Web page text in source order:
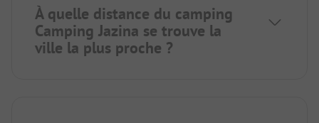
À quelle distance du camping
Camping Jazina se trouve la
ville la plus proche ?